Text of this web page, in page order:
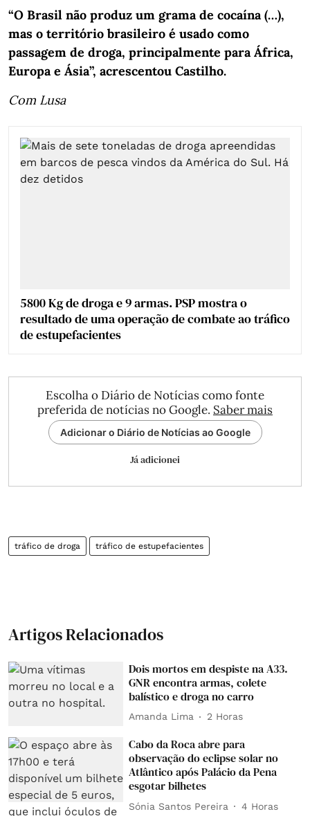
“O Brasil não produz um grama de cocaína (…),
mas o território brasileiro é usado como
passagem de droga, principalmente para África,
Europa e Ásia”, acrescentou Castilho.
Com Lusa
5800 Kg de droga e 9 armas. PSP mostra o
resultado de uma operação de combate ao tráfico
de estupefacientes
Escolha o Diário de Notícias como fonte
preferida de notícias no Google. Saber mais
Adicionar o Diário de Notícias ao Google
Já adicionei
tráfico de droga tráfico de estupefacientes
Artigos Relacionados
Dois mortos em despiste na A33.
GNR encontra armas, colete
balístico e droga no carro
Amanda Lima 2 Horas
Cabo da Roca abre para
observação do eclipse solar no
Atlântico após Palácio da Pena
esgotar bilhetes
Sónia Santos Pereira 4 Horas